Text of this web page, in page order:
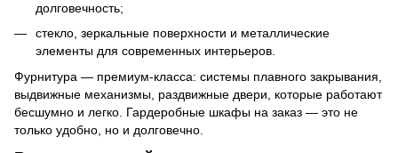
долговечность;
стекло, зеркальные поверхности и металлические
элементы для современных интерьеров.
Фурнитура — премиум-класса: системы плавного закрывания,
выдвижные механизмы, раздвижные двери, которые работают
бесшумно и легко. Гардеробные шкафы на заказ — это не
только удобно, но и долговечно.